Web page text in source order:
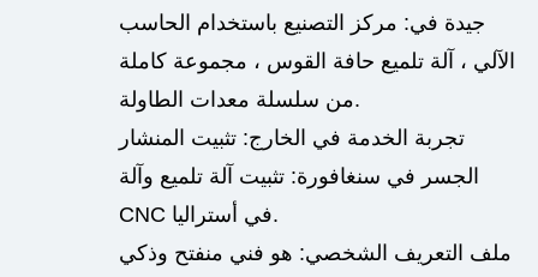
جيدة في: مركز التصنيع باستخدام الحاسب
الآلي ، آلة تلميع حافة القوس ، مجموعة كاملة
من سلسلة معدات الطاولة.
تجربة الخدمة في الخارج: تثبيت المنشار
الجسر في سنغافورة: تثبيت آلة تلميع وآلة
CNC في أستراليا.
ملف التعريف الشخصي: هو فني منفتح وذكي